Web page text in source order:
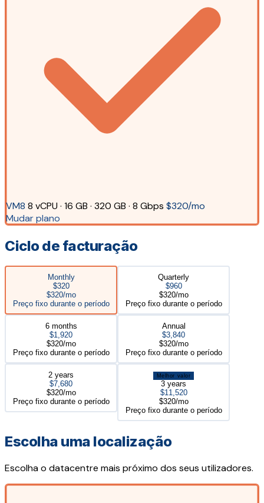
VM8 8 vCPU · 16 GB · 320 GB · 8 Gbps $320/mo
Mudar plano
Ciclo de facturação
Monthly
$320
$320/mo
Preço fixo durante o período
Quarterly
$960
$320/mo
Preço fixo durante o período
6 months
$1,920
$320/mo
Preço fixo durante o período
Annual
$3,840
$320/mo
Preço fixo durante o período
2 years
$7,680
$320/mo
Preço fixo durante o período
Melhor valor
3 years
$11,520
$320/mo
Preço fixo durante o período
Escolha uma localização
Escolha o datacentre mais próximo dos seus utilizadores.